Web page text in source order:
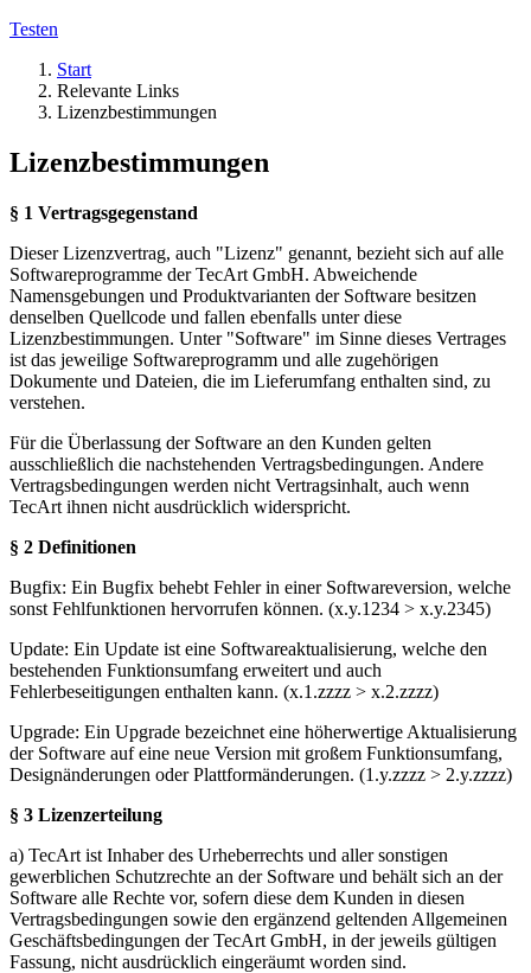
Testen
Start
Relevante Links
Lizenzbestimmungen
Lizenzbestimmungen
§ 1 Vertragsgegenstand
Dieser Lizenzvertrag, auch "Lizenz" genannt, bezieht sich auf alle
Softwareprogramme der TecArt GmbH. Abweichende
Namensgebungen und Produktvarianten der Software besitzen
denselben Quellcode und fallen ebenfalls unter diese
Lizenzbestimmungen. Unter "Software" im Sinne dieses Vertrages
ist das jeweilige Softwareprogramm und alle zugehörigen
Dokumente und Dateien, die im Lieferumfang enthalten sind, zu
verstehen.
Für die Überlassung der Software an den Kunden gelten
ausschließlich die nachstehenden Vertragsbedingungen. Andere
Vertragsbedingungen werden nicht Vertragsinhalt, auch wenn
TecArt ihnen nicht ausdrücklich widerspricht.
§ 2 Definitionen
Bugfix: Ein Bugfix behebt Fehler in einer Softwareversion, welche
sonst Fehlfunktionen hervorrufen können. (x.y.1234 > x.y.2345)
Update: Ein Update ist eine Softwareaktualisierung, welche den
bestehenden Funktionsumfang erweitert und auch
Fehlerbeseitigungen enthalten kann. (x.1.zzzz > x.2.zzzz)
Upgrade: Ein Upgrade bezeichnet eine höherwertige Aktualisierung
der Software auf eine neue Version mit großem Funktionsumfang,
Designänderungen oder Plattformänderungen. (1.y.zzzz > 2.y.zzzz)
§ 3 Lizenzerteilung
a) TecArt ist Inhaber des Urheberrechts und aller sonstigen
gewerblichen Schutzrechte an der Software und behält sich an der
Software alle Rechte vor, sofern diese dem Kunden in diesen
Vertragsbedingungen sowie den ergänzend geltenden Allgemeinen
Geschäftsbedingungen der TecArt GmbH, in der jeweils gültigen
Fassung, nicht ausdrücklich eingeräumt worden sind.